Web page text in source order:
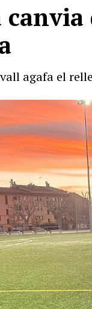
agafa el